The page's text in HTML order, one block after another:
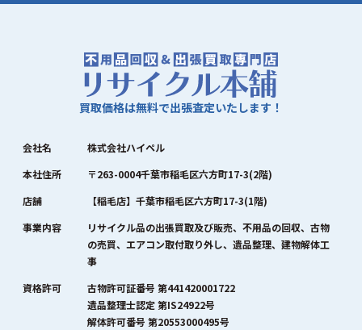
買取価格は無料で出張査定いたします！
会社名
株式会社ハイペル
本社住所
〒263-0004千葉市稲毛区六方町17-3(2階)
店舗
【稲毛店】千葉市稲毛区六方町17-3(1階)
事業内容
リサイクル品の出張買取及び販売、不用品の回収、古物
の売買、エアコン取付取り外し、遺品整理、建物解体工
事
資格許可
古物許可証番号 第441420001722
遺品整理士認定 第IS24922号
解体許可番号 第20553000495号